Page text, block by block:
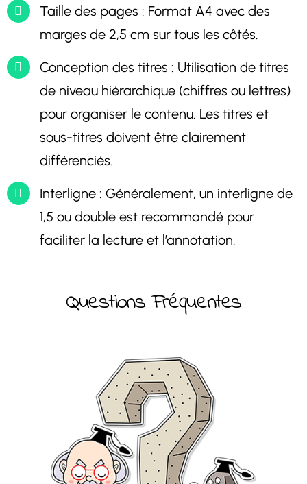
Taille des pages : Format A4 avec des
marges de 2,5 cm sur tous les côtés.
Conception des titres : Utilisation de titres
de niveau hiérarchique (chiffres ou lettres)
pour organiser le contenu. Les titres et
sous-titres doivent être clairement
différenciés.
Interligne : Généralement, un interligne de
1,5 ou double est recommandé pour
faciliter la lecture et l’annotation.
Questions Fréquentes